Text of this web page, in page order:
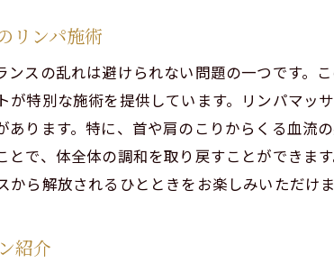
ストレス解消に最適なリラク
アクセス便利な立地で気軽に
渋谷区でホルモンバランスを整
ホルモンバランス改善に特化
渋谷区で受ける特別なリンパ
リンパ施術
ンスの乱れは避けられない問題の一つです。
が特別な施術を提供しています。リンパマッ
あります。特に、首や肩のこりからくる血
とで、体全体の調和を取り戻すことができま
ら解放されるひとときをお楽しみいただけま
紹介